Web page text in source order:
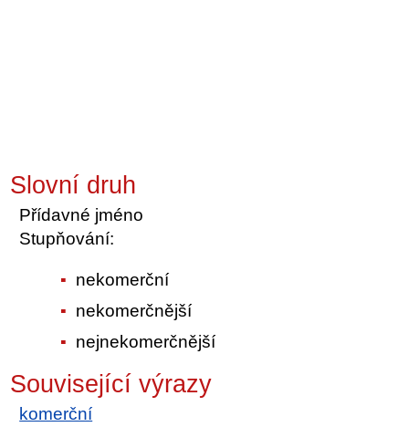
Slovní druh
Přídavné jméno
Stupňování:
nekomerční
nekomerčnější
nejnekomerčnější
Související výrazy
komerční